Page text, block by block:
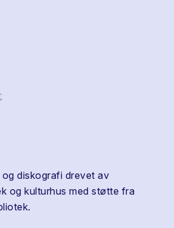
diskografi drevet av
og kulturhus med støtte fra